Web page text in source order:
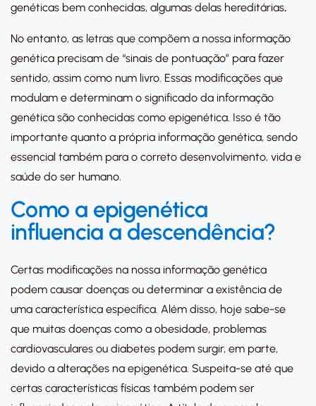
genéticas bem conhecidas, algumas delas hereditárias.
No entanto, as letras que compõem a nossa informação
genética precisam de “sinais de pontuação” para fazer
sentido, assim como num livro. Essas modificações que
modulam e determinam o significado da informação
genética são conhecidas como epigenética. Isso é tão
importante quanto a própria informação genética, sendo
essencial também para o correto desenvolvimento, vida e
saúde do ser humano.
Como a epigenética
influencia a descendência?
Certas modificações na nossa informação genética
podem causar doenças ou determinar a existência de
uma característica específica. Além disso, hoje sabe-se
que muitas doenças como a obesidade, problemas
cardiovasculares ou diabetes podem surgir, em parte,
devido a alterações na epigenética. Suspeita-se até que
certas características físicas também podem ser